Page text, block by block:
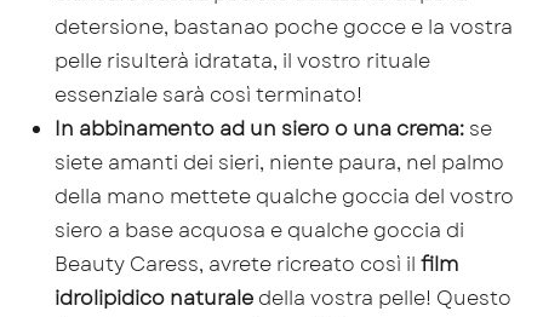
detersione, bastanao poche gocce e la vostra
pelle risulterà idratata, il vostro rituale
essenziale sarà così terminato!
In abbinamento ad un siero o una crema: se
siete amanti dei sieri, niente paura, nel palmo
della mano mettete qualche goccia del vostro
siero a base acquosa e qualche goccia di
Beauty Caress, avrete ricreato così il film
idrolipidico naturale della vostra pelle! Questo